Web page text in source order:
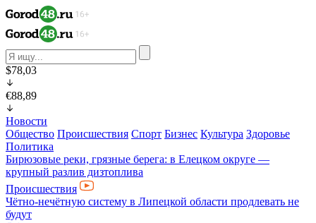
$78,03
€88,89
Новости
Общество Происшествия Спорт Бизнес Культура Здоровье
Политика
Бирюзовые реки, грязные берега: в Елецком округе —
крупный разлив дизтоплива
Происшествия
Чётно-нечётную систему в Липецкой области продлевать не
будут